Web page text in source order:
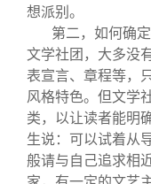
想派别。
第二，如何确
文学社团，大多没
表宣言、章程等，
风格特色。但文学
类，以让读者能明
生说：可以试着从
般请与自己追求相